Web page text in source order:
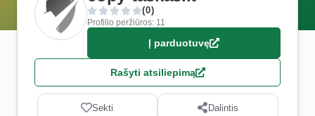
(0)
Profilio peržiūros: 11
Į parduotuvę
Rašyti atsiliepimą
Sekti Dalintis